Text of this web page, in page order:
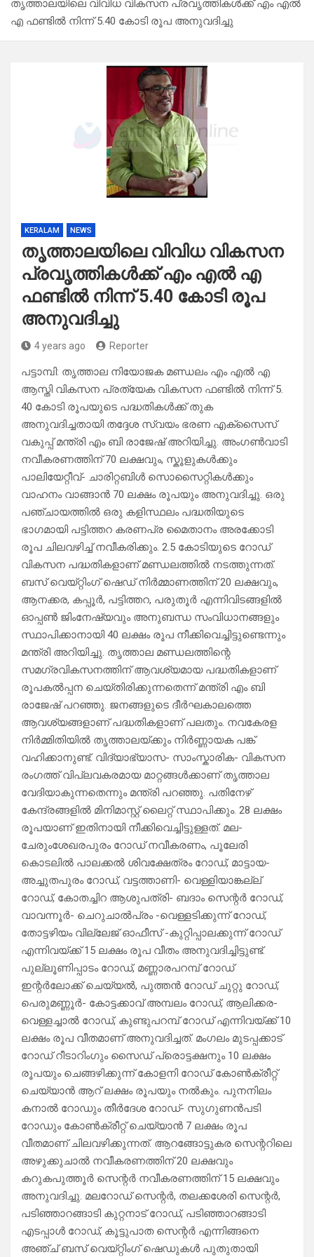
തൃത്താലയിലെ വിവിധ വികസന പ്രവൃത്തികൾക്ക് എം എൽ
എ ഫണ്ടിൽ നിന്ന് 5.40 കോടി രൂപ അനുവദിച്ചു
KERALAM NEWS
തൃത്താലയിലെ വിവിധ വികസന
പ്രവൃത്തികൾക്ക് എം എൽ എ
ഫണ്ടിൽ നിന്ന് 5.40 കോടി രൂപ
അനുവദിച്ചു
4 years ago Reporter
പട്ടാമ്പി: തൃത്താല നിയോജക മണ്ഡലം എം എൽ എ
ആസ്തി വികസന പ്രത്യേക വികസന ഫണ്ടിൽ നിന്ന് 5.
40 കോടി രൂപയുടെ പദ്ധതികൾക്ക് തുക
അനുവദിച്ചതായി തദ്ദേശ സ്വയം ഭരണ എക്സൈസ്‌
വകുപ്പ്‌ മന്ത്രി എം ബി രാജേഷ്‌ അറിയിച്ചു. അംഗൺവാടി
നവീകരണത്തിന്‌ 70 ലക്ഷവും, സ്കൂളുകൾക്കും
പാലിയേറ്റീവ്‌- ചാരിറ്റബിൾ സൊസൈറ്റികൾക്കും
വാഹനം വാങ്ങാൻ 70 ലക്ഷം രൂപയും അനുവദിച്ചു. ഒരു
പഞ്ചായത്തിൽ ഒരു കളിസ്ഥലം പദ്ധതിയുടെ
ഭാഗമായി പട്ടിത്തറ കരണപ്ര മൈതാനം അരക്കോടി
രൂപ ചിലവഴിച്ച് നവീകരിക്കും. 2.5 കോടിയുടെ റോഡ്‌
വികസന പദ്ധതികളാണ്‌ മണ്ഡലത്തിൽ നടത്തുന്നത്‌.
ബസ്‌ വെയ്റ്റിംഗ്‌ ഷെഡ്‌ നിർമ്മാണത്തിന്‌ 20 ലക്ഷവും,
ആനക്കര, കപ്പൂർ, പട്ടിത്തറ, പരുതൂർ എന്നിവിടങ്ങളിൽ
ഓപ്പൺ ജിംനേഷ്യവും അനുബന്ധ സംവിധാനങ്ങളും
സ്ഥാപിക്കാനായി 40 ലക്ഷം രൂപ നീക്കിവെച്ചിട്ടുണ്ടെന്നും
മന്ത്രി അറിയിച്ചു. തൃത്താല മണ്ഡലത്തിന്റെ
സമഗ്രവികസനത്തിന്‌ ആവശ്യമായ പദ്ധതികളാണ്‌
രൂപകൽപ്പന ചെയ്തിരിക്കുന്നതെന്ന് മന്ത്രി എം ബി
രാജേഷ്‌ പറഞ്ഞു. ജനങ്ങളുടെ ദീർഘകാലത്തെ
ആവശ്യങ്ങളാണ്‌ പദ്ധതികളാണ്‌ പലതും. നവകേരള
നിർമ്മിതിയിൽ തൃത്താലയ്ക്കും നിർണ്ണായക പങ്ക്‌
വഹിക്കാനുണ്ട്‌. വിദ്യാഭ്യാസ- സാംസ്കാരിക- വികസന
രംഗത്ത് വിപ്ലവകരമായ മാറ്റങ്ങൾക്കാണ്‌ തൃത്താല
വേദിയാകുന്നതെന്നും മന്ത്രി പറഞ്ഞു. പതിനേഴ്‌
കേന്ദ്രങ്ങളിൽ മിനിമാസ്റ്റ്‌ ലൈറ്റ്‌ സ്ഥാപിക്കും. 28 ലക്ഷം
രൂപയാണ്‌ ഇതിനായി നീക്കിവെച്ചിട്ടുള്ളത്‌. മല-
ചേരുംശേഖരപുരം റോഡ്‌ നവീകരണം, പൂലേരി
കൊടലിൽ പാലക്കൽ ശിവക്ഷേത്രം റോഡ്‌, മാട്ടായ-
അച്ചുതപുരം റോഡ്‌, വട്ടത്താണി- വെള്ളിയാങ്കല്ല്
റോഡ്‌, കോതച്ചിറ ആശുപത്രി- ബദാം സെന്റർ റോഡ്‌,
വാവന്നൂർ- ചെറുചാൽപ്രം -വെള്ളടിക്കുന്ന് റോഡ്‌,
തോട്ടഴിയം വില്ലേജ്‌ ഓഫീസ്‌ -കുറ്റിപ്പാലക്കുന്ന് റോഡ്‌
എന്നിവയ്ക്ക്‌ 15 ലക്ഷം രൂപ വീതം അനുവദിച്ചിട്ടുണ്ട്‌.
പുല്ലൂണിപ്പാടം റോഡ്‌, മണ്ണാരപറമ്പ്‌ റോഡ്
ഇന്റർലോക്ക്‌ ചെയ്യൽ, പുത്തന്‍ റോഡ്‌ ചുറ്റു റോഡ്‌,
പെരുമണ്ണൂര്‍- കോട്ടക്കാവ്‌ അമ്പലം റോഡ്‌, ആലിക്കര-
വെള്ളച്ചാൽ റോഡ്‌, കുണ്ടുപറമ്പ് റോഡ്‌ എന്നിവയ്ക്ക്‌ 10
ലക്ഷം രൂപ വീതമാണ്‌ അനുവദിച്ചത്‌. ‌മംഗലം മുടപ്പക്കാട്‌
റോഡ്‌ റീടാറിംഗും സൈഡ്‌ പ്രൊട്ടക്ഷനും 10 ലക്ഷം
രൂപയും ചെങ്ങഴിക്കുന്ന് കോളനി റോഡ്‌ കോൺക്രീറ്റ്‌
ചെയ്യാൻ ആറ്‌ ലക്ഷം രൂപയും നൽകും. പുനനിലം
കനാൽ റോഡും തീർദേശ റോഡ്‌- സുഗുണൻപടി
റോഡും കോൺക്രീറ്റ്‌ ചെയ്യാൻ 7 ലക്ഷം രൂപ
വീതമാണ്‌ ചിലവഴിക്കുന്നത്‌. ആറങ്ങോട്ടുകര സെന്ററിലെ
അഴുക്കുചാൽ നവീകരണത്തിന്‌ 20 ലക്ഷവും
കറുകപുത്തൂർ സെന്റർ നവീകരണത്തിന്‌ 15 ലക്ഷവും
അനുവദിച്ചു. മലറോഡ്‌ സെന്റർ, തലക്കശേരി സെന്റർ,
പടിഞ്ഞാറങ്ങാടി കുറ്റനാട്‌ റോഡ്, പടിഞ്ഞാറങ്ങാടി
എടപ്പാൾ റോഡ്, കൂട്ടുപാത സെന്റർ എന്നിങ്ങനെ
അഞ്ച്‌ ബസ്‌ വെയ്റ്റിംഗ്‌ ഷെഡുകൾ പുതുതായി